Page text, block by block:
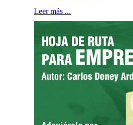
Leer más ...